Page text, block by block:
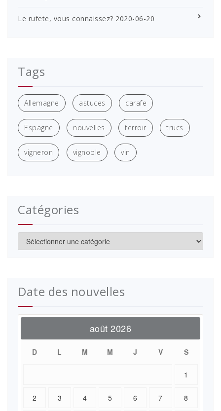
Le rufete, vous connaissez? 2020-06-20
Tags
Allemagne astuces carafe
Espagne nouvelles terroir trucs
vigneron vignoble vin
Catégories
Catégories
Date des nouvelles
août 2026
D L M M J V S
1
2 3 4 5 6 7 8